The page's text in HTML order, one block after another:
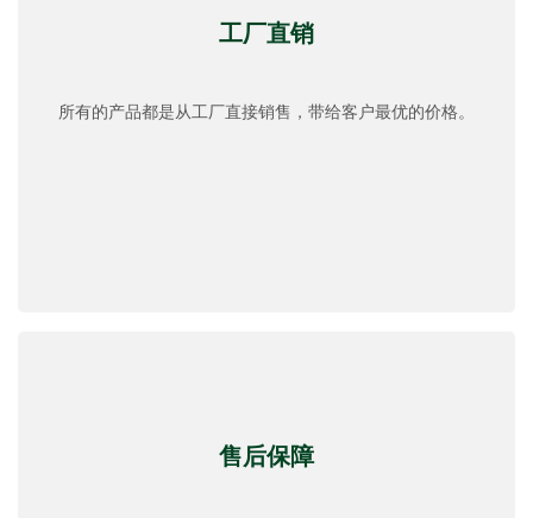
工厂直销
所有的产品都是从工厂直接销售，带给客户最优的价格。
售后保障